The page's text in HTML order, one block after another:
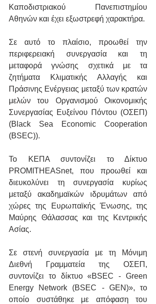
Καποδιστριακού Πανεπιστημίου
Αθηνών και έχει εξωστρεφή χαρακτήρα.
Σε αυτό το πλαίσιο, προωθεί την
περιφερειακή συνεργασία και τη
μεταφορά γνώσης σχετικά με τα
ζητήματα Κλιματικής Αλλαγής και
Πράσινης Ενέργειας μεταξύ των κρατών
μελών του Οργανισμού Οικονομικής
Συνεργασίας Ευξείνου Πόντου (ΟΣΕΠ)
(Black Sea Economic Cooperation
(BSEC)).
Το ΚΕΠΑ συντονίζει το Δίκτυο
PROMITHEASnet, που προωθεί και
διευκολύνει τη συνεργασία κυρίως
μεταξύ ακαδημαϊκών ιδρυμάτων από
χώρες της Ευρωπαϊκής Ένωσης, της
Μαύρης Θάλασσας και της Κεντρικής
Ασίας.
Σε στενή συνεργασία με τη Μόνιμη
Διεθνή Γραμματεία της ΟΣΕΠ,
συντονίζει το δίκτυο «BSEC - Green
Energy Network (BSEC - GEN)», το
οποίο συστάθηκε με απόφαση του